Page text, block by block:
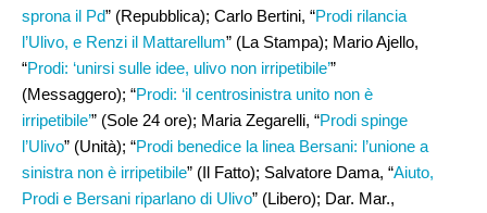
sprona il Pd” (Repubblica); Carlo Bertini, “Prodi rilancia
l’Ulivo, e Renzi il Mattarellum” (La Stampa); Mario Ajello,
“Prodi: ‘unirsi sulle idee, ulivo non irripetibile’”
(Messaggero); “Prodi: ‘il centrosinistra unito non è
irripetibile’” (Sole 24 ore); Maria Zegarelli, “Prodi spinge
l’Ulivo” (Unità); “Prodi benedice la linea Bersani: l’unione a
sinistra non è irripetibile” (Il Fatto); Salvatore Dama, “Aiuto,
Prodi e Bersani riparlano di Ulivo” (Libero); Dar. Mar.,